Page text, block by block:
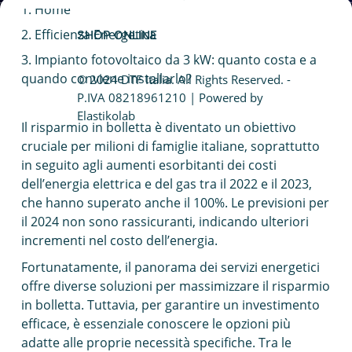
Caldaie Hybrid System
Trasformazione vasca doccia
SHOP ONLINE
© 2024 DTF Italia. All Rights Reserved. -
P.IVA 08218961210 | Powered by
Elastikolab
Home
Efficienza Energetica
Impianto fotovoltaico da 3 kW: quanto costa e a
quando conviene installarlo?
Il risparmio in bolletta è diventato un obiettivo
cruciale per milioni di famiglie italiane, soprattutto
in seguito agli aumenti esorbitanti dei costi
dell’energia elettrica e del gas tra il 2022 e il 2023,
che hanno superato anche il 100%. Le previsioni per
il 2024 non sono rassicuranti, indicando ulteriori
incrementi nel costo dell’energia.
Fortunatamente, il panorama dei servizi energetici
offre diverse soluzioni per massimizzare il risparmio
in bolletta. Tuttavia, per garantire un investimento
efficace, è essenziale conoscere le opzioni più
adatte alle proprie necessità specifiche. Tra le